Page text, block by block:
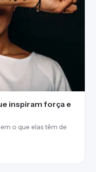
inspiram força e
o que elas têm de